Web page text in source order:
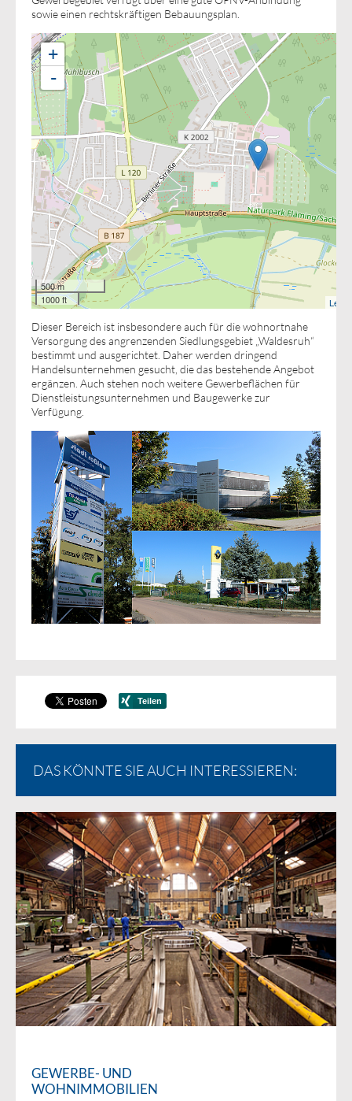
sowie einen rechtskräftigen Bebauungsplan.
+
-
500 m
1000 ft
Dieser Bereich ist insbesondere auch für die wohnortnahe
Versorgung des angrenzenden Siedlungsgebiet „Waldesruh“
bestimmt und ausgerichtet. Daher werden dringend
Handelsunternehmen gesucht, die das bestehende Angebot
ergänzen. Auch stehen noch weitere Gewerbeflächen für
Dienstleistungsunternehmen und Baugewerke zur
Verfügung.
DAS KÖNNTE SIE AUCH INTERESSIEREN:
GEWERBE- UND
WOHNIMMOBILIEN